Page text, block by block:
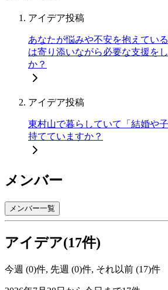
アイデア投稿
あなたが悩みや不安を抱えてい
は寄り添いながら必要な支援を
か？
アイデア投稿
東村山で暮らしていて「結婚や
持てていますか？
メンバー
メンバー一覧
アイデア(17件)
今週 (0)件, 先週 (0)件, それ以前 (17)件